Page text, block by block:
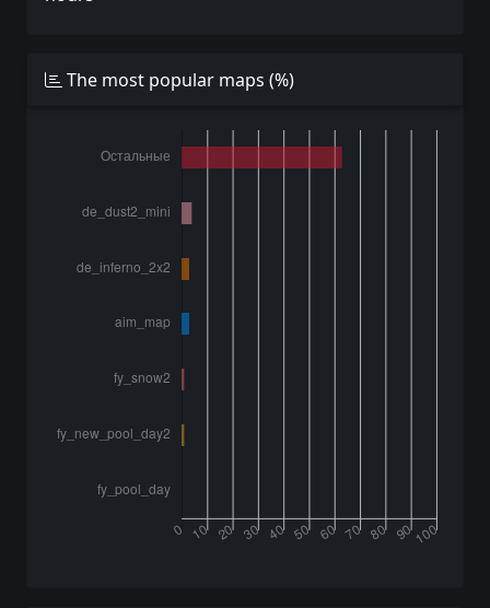
The most popular maps (%)